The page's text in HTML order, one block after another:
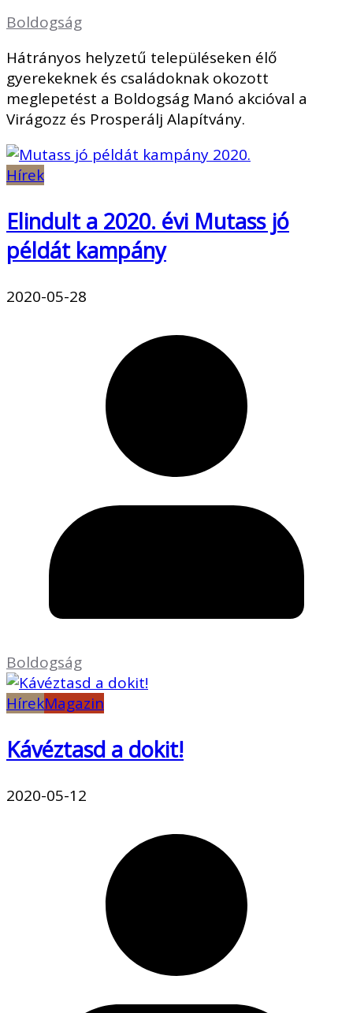
Boldogság
Hátrányos helyzetű településeken élő
gyerekeknek és családoknak okozott
meglepetést a Boldogság Manó akcióval a
Virágozz és Prosperálj Alapítvány.
Hírek
Elindult a 2020. évi Mutass jó
példát kampány
2020-05-28
Boldogság
HírekMagazin
Kávéztasd a dokit!
2020-05-12